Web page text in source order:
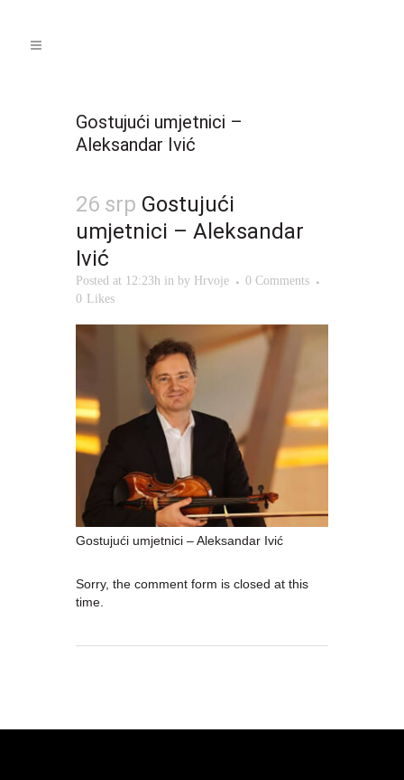
Gostujući umjetnici –
Aleksandar Ivić
26 srp Gostujući
umjetnici – Aleksandar
Ivić
Posted at 12:23h in by Hrvoje
0 Comments
0 Likes
Gostujući umjetnici – Aleksandar Ivić
Sorry, the comment form is closed at this
time.